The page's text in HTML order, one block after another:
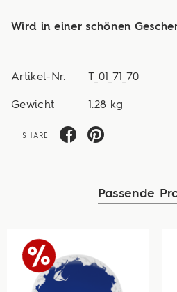
Wird in einer schönen
Artikel-Nr. T_01_71_70
Gewicht 1.28 kg
SHARE
Passende